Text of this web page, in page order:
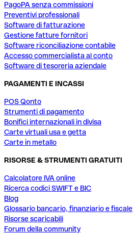
PagoPA senza commissioni
Preventivi professionali
Software di fatturazione
Gestione fatture fornitori
Software riconciliazione contabile
Accesso commercialista al conto
Software di tesoreria aziendale
PAGAMENTI E INCASSI
POS Qonto
Strumenti di pagamento
Bonifici internazionali in divisa
Carte virtuali usa e getta
Carte in metallo
RISORSE & STRUMENTI GRATUITI
Calcolatore IVA online
Ricerca codici SWIFT e BIC
Blog
Glossario bancario, finanziario e fiscale
Risorse scaricabili
Forum della community